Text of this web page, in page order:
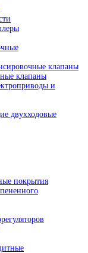
клапаны
клапаны
и
двухходовые
покрытия